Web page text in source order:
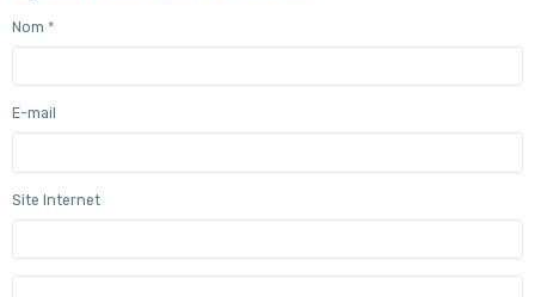
Nom
E-mail
Site Internet